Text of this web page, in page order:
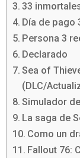
33
Día de pago
Persona 3
Declarado
Sea of
(DLC/
Simulador
La saga de
Como un
Fallout 76: